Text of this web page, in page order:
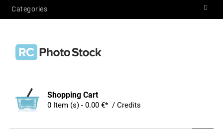
Categories
Shopping Cart
0 Item (s) - 0.00 €* / Credits